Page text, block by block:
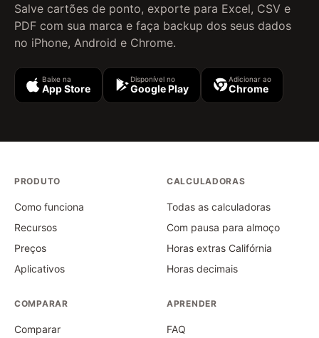
Salve cartões de ponto, exporte para Excel, CSV e
PDF com sua marca e faça backup dos seus dados
no iPhone, Android e Chrome.
Baixe na
App Store
Disponível no
Google Play
Adicionar ao
Chrome
PRODUTO
Como funciona
Recursos
Preços
Aplicativos
CALCULADORAS
Todas as calculadoras
Com pausa para almoço
Horas extras Califórnia
Horas decimais
COMPARAR
Comparar
APRENDER
FAQ